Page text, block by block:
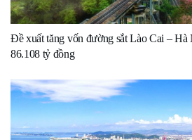
Đề xuất tăng vốn đường sắt Lào Cai – Hà
86.108 tỷ đồng